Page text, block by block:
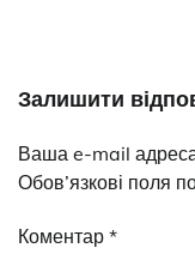
Залишити
Ваша e-mail
Обов’язкові поля
Коментар *